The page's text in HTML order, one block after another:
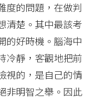
度的問題，在做判
清楚。其中最該考
的好時機。腦海中
冷靜，客觀地把前
視的，是自己的情
非明智之舉。因此